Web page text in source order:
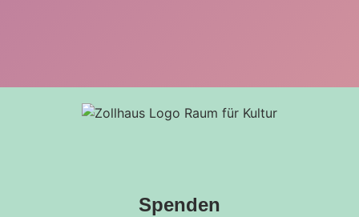
Spenden